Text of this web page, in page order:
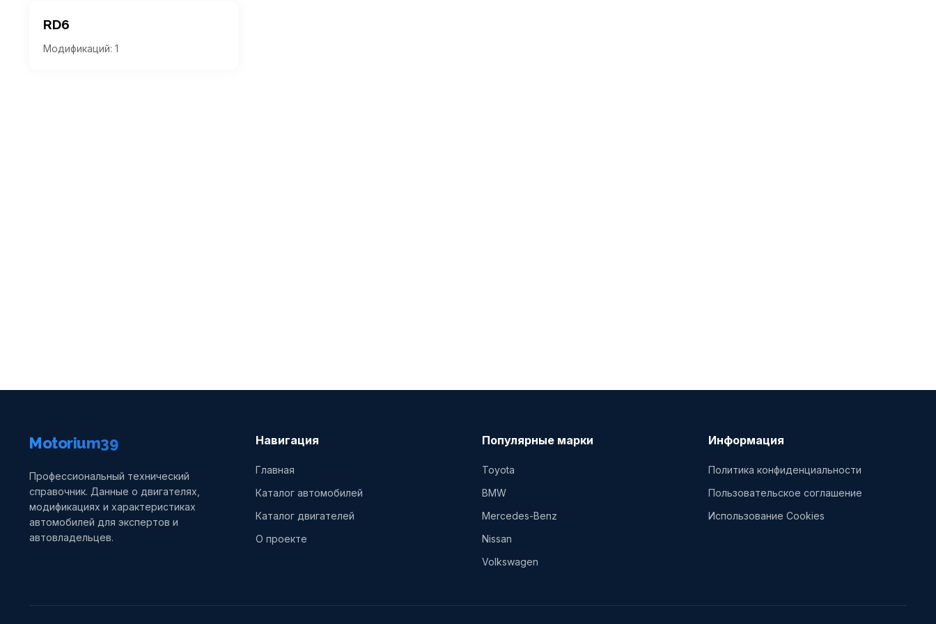
RD6
Модификаций: 1
Motorium39
Профессиональный технический
справочник. Данные о двигателях,
модификациях и характеристиках
автомобилей для экспертов и
автовладельцев.
Навигация
Главная
Каталог автомобилей
Каталог двигателей
О проекте
Популярные марки
Toyota
BMW
Mercedes-Benz
Nissan
Volkswagen
Информация
Политика конфиденциальности
Пользовательское соглашение
Использование Cookies